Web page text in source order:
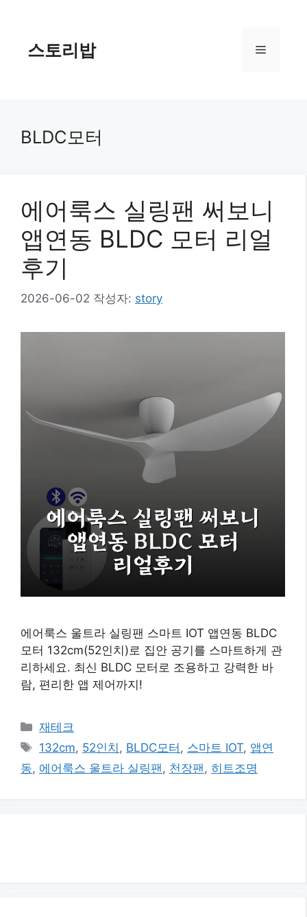
스토리밥 메
BLDC모터
에어룩스 실링팬 써보니
앱연동 BLDC 모터 리얼
후기
2026-06-02 작성자: story
에어룩스 울트라 실링팬 스마트 IOT 앱연동 BLDC
모터 132cm(52인치)로 집안 공기를 스마트하게 관
리하세요. 최신 BLDC 모터로 조용하고 강력한 바
람, 편리한 앱 제어까지!
카
테
리
재테크
태
그
132cm, 52인치 , BLDC모터 , 스마트 IOT, 앱연
동, 에어룩스 울트라 실링팬 , 천장팬 , 히트조명